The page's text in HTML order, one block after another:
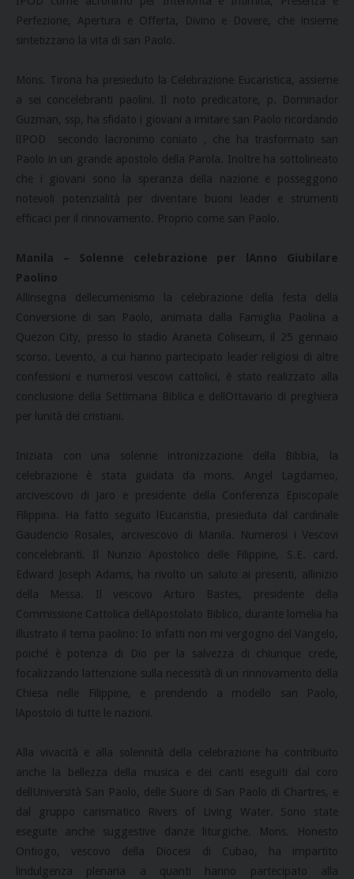
Perfezione, Apertura e Offerta, Divino e Dovere, che insieme
sintetizzano la vita di san Paolo.
Mons. Tirona ha presieduto la Celebrazione Eucaristica, assieme
a sei concelebranti paolini. Il noto predicatore, p. Dominador
Guzman, ssp, ha sfidato i giovani a imitare san Paolo ricordando
lIPOD  secondo lacronimo coniato , che ha trasformato san
Paolo in un grande apostolo della Parola. Inoltre ha sottolineato
che i giovani sono la speranza della nazione e posseggono
notevoli potenzialità per diventare buoni leader e strumenti
efficaci per il rinnovamento. Proprio come san Paolo.
Manila – Solenne celebrazione per lAnno Giubilare
Paolino
Allinsegna dellecumenismo la celebrazione della festa della
Conversione di san Paolo, animata dalla Famiglia Paolina a
Quezon City, presso lo stadio Araneta Coliseum, il 25 gennaio
scorso. Levento, a cui hanno partecipato leader religiosi di altre
confessioni e numerosi vescovi cattolici, è stato realizzato alla
conclusione della Settimana Biblica e dellOttavario di preghiera
per lunità dei cristiani.
Iniziata con una solenne intronizzazione della Bibbia, la
celebrazione è stata guidata da mons. Angel Lagdameo,
arcivescovo di Jaro e presidente della Conferenza Episcopale
Filippina. Ha fatto seguito lEucaristia, presieduta dal cardinale
Gaudencio Rosales, arcivescovo di Manila. Numerosi i Vescovi
concelebranti. Il Nunzio Apostolico delle Filippine, S.E. card.
Edward Joseph Adams, ha rivolto un saluto ai presenti, allinizio
della Messa. Il vescovo Arturo Bastes, presidente della
Commissione Cattolica dellApostolato Biblico, durante lomelia ha
illustrato il tema paolino: Io infatti non mi vergogno del Vangelo,
poiché è potenza di Dio per la salvezza di chiunque crede,
focalizzando lattenzione sulla necessità di un rinnovamento della
Chiesa nelle Filippine, e prendendo a modello san Paolo,
lApostolo di tutte le nazioni.
Alla vivacità e alla solennità della celebrazione ha contribuito
anche la bellezza della musica e dei canti eseguiti dal coro
dellUniversità San Paolo, delle Suore di San Paolo di Chartres, e
dal gruppo carismatico Rivers of Living Water. Sono state
eseguite anche suggestive danze liturgiche. Mons. Honesto
Ontiogo, vescovo della Diocesi di Cubao, ha impartito
lindulgenza plenaria a quanti hanno partecipato alla